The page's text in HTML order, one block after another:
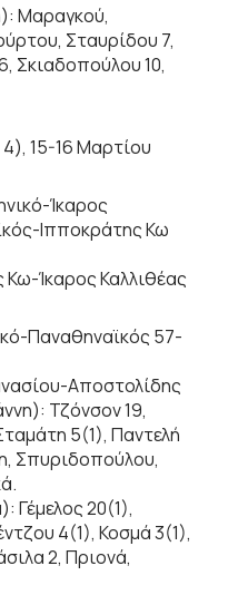
Μαραγκού,
Σταυρίδου 7,
Σκιαδοπούλου 10,
4), 15-16 Μαρτίου
Ίκαρος
Ιπποκράτης Κω
Κω-Ίκαρος Καλλιθέας
Παναθηναϊκός 57-
Αποστολίδης
Τζόνσον 19,
5(1), Παντελή
Σπυριδοπούλου,
Γέμελος 20(1),
4(1), Κοσμά 3(1),
2, Πριονά,